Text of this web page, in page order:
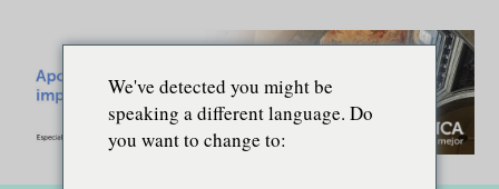
We've detected you might be
speaking a different language. Do
you want to change to: